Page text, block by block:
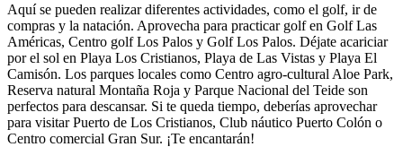
Aquí se pueden realizar diferentes actividades, como el golf, ir de
compras y la natación. Aprovecha para practicar golf en Golf Las
Américas, Centro golf Los Palos y Golf Los Palos. Déjate acariciar
por el sol en Playa Los Cristianos, Playa de Las Vistas y Playa El
Camisón. Los parques locales como Centro agro-cultural Aloe Park,
Reserva natural Montaña Roja y Parque Nacional del Teide son
perfectos para descansar. Si te queda tiempo, deberías aprovechar
para visitar Puerto de Los Cristianos, Club náutico Puerto Colón o
Centro comercial Gran Sur. ¡Te encantarán!